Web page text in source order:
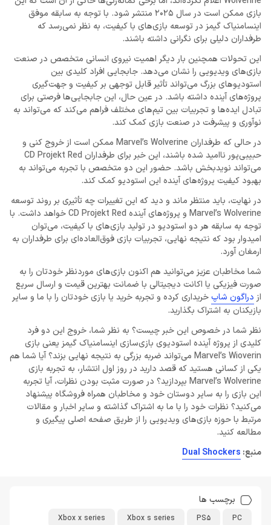
بازی ممکن است در سال 2025 منتشر شود. با توجه به سابقه موفق
اینسامنیاک گیمز در توسعه بازی‌های با کیفیت، به نظر نمی‌رسد که
طرفداران دلیلی برای نگرانی داشته باشند.
این تحولات همچنین بار دیگر اهمیت نیروی انسانی متخصص در صنعت
بازی‌های ویدیویی را نشان می‌دهد. جابجایی افراد کلیدی بین
استودیوهای بزرگ می‌تواند تأثیر قابل توجهی بر کیفیت و جهت‌گیری
پروژه‌های آینده داشته باشد. در عین حال، این جابجایی‌ها فرصتی برای
تبادل ایده‌ها و تجربیات بین تیم‌های مختلف فراهم می‌کند که می‌تواند به
نوآوری و پیشرفت در صنعت بازی کمک کند.
در حالی که طرفداران Marvel’s Wolverine ممکن است از خروج کنی و
حبیبی‌پور ناامید شده باشند، این خبر برای طرفداران CD Projekt Red
می‌تواند نویدبخش باشد. حضور این دو متخصص با تجربه می‌تواند به
بهبود کیفیت پروژه‌های آینده این استودیو کمک کند.
در نهایت، باید منتظر ماند و دید که این تغییرات چه تأثیری بر روند توسعه
Marvel’s Wolverine و پروژه‌های آینده CD Projekt Red خواهد داشت. با
توجه به سابقه هر دو استودیو در تولید بازی‌های با کیفیت، می‌توان
امیدوار بود که نتیجه نهایی، تجربیات بازی فوق‌العاده‌ای برای طرفداران به
ارمغان آورد.
شما مخاطبان عزیز می‌توانید هم اکنون بازی‌های موردنظر خودتان را به
صورت فیزیکی یا اکانت دیجیتالی با ضمانت بهترین قیمت و ارسال سریع
ازدراگون شاپخریداری کرده و تجربه خرید یا بازی خودتان را با ما و سایر
بازیکنان به اشتراک بگذارید.
نظر شما در خصوص این خبر چیست؟ به نظر شما، خروج این دو فرد
کلیدی از پروژه آینده استودیوی بازی‌سازی اینسامنیاک گیمز یعنی بازی
Marvel’s Wioverin می‌تواند ضربه بزرگی به نتیجه نهایی بزند؟ آیا شما هم
یکی از کسانی هستید که قصد دارید در روز اول انتشار، به تجربه بازی
Marvel’s Wolverine بپردازید؟ در صورت مثبت بودن نظرات، آیا تجربه
این بازی را به سایر دوستان خود و مخاطبان همراه فروشگاه پیشنهاد
می‌‌کنید؟ نظرات خود را با ما به اشتراک گذاشته و سایر اخبار و مقالات
مرتبط با حوزه بازی‌های ویدیویی را از طریق صفحه اصلی پیگیری و
مطالعه کنید.
منبع: Dual Shockers
برچسب ها
PC
PS5
Xbox s series
Xbox x series